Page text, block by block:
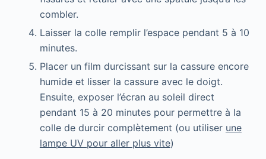
combler.
Laisser la colle remplir l’espace pendant 5 à 10
minutes.
Placer un film durcissant sur la cassure encore
humide et lisser la cassure avec le doigt.
Ensuite, exposer l’écran au soleil direct
pendant 15 à 20 minutes pour permettre à la
colle de durcir complètement (ou utiliser une
lampe UV pour aller plus vite)